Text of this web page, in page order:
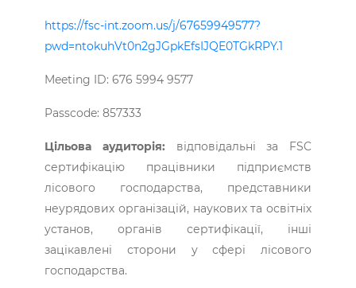
https://fsc-int.zoom.us/j/67659949577?
pwd=ntokuhVt0n2gJGpkEfsIJQE0TGkRPY.1
Meeting ID: 676 5994 9577
Passcode: 857333
Цільова аудиторія: відповідальні за FSC
сертифікацію працівники підприємств
лісового господарства, представники
неурядових організацій, наукових та освітніх
установ, органів сертифікації, інші
зацікавлені сторони у сфері лісового
господарства.